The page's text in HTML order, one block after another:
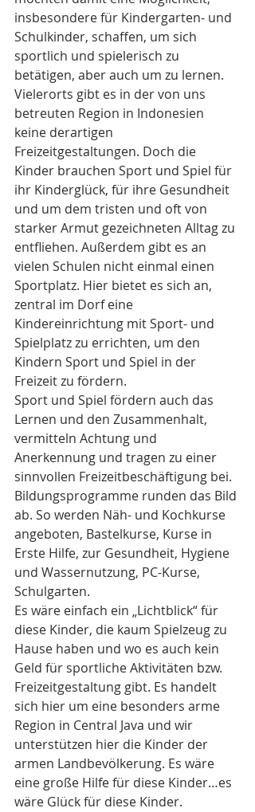
insbesondere für Kindergarten- und
Schulkinder, schaffen, um sich
sportlich und spielerisch zu
betätigen, aber auch um zu lernen.
Vielerorts gibt es in der von uns
betreuten Region in Indonesien
keine derartigen
Freizeitgestaltungen. Doch die
Kinder brauchen Sport und Spiel für
ihr Kinderglück, für ihre Gesundheit
und um dem tristen und oft von
starker Armut gezeichneten Alltag zu
entfliehen. Außerdem gibt es an
vielen Schulen nicht einmal einen
Sportplatz. Hier bietet es sich an,
zentral im Dorf eine
Kindereinrichtung mit Sport- und
Spielplatz zu errichten, um den
Kindern Sport und Spiel in der
Freizeit zu fördern.
Sport und Spiel fördern auch das
Lernen und den Zusammenhalt,
vermitteln Achtung und
Anerkennung und tragen zu einer
sinnvollen Freizeitbeschäftigung bei.
Bildungsprogramme runden das Bild
ab. So werden Näh- und Kochkurse
angeboten, Bastelkurse, Kurse in
Erste Hilfe, zur Gesundheit, Hygiene
und Wassernutzung, PC-Kurse,
Schulgarten.
Es wäre einfach ein „Lichtblick“ für
diese Kinder, die kaum Spielzeug zu
Hause haben und wo es auch kein
Geld für sportliche Aktivitäten bzw.
Freizeitgestaltung gibt. Es handelt
sich hier um eine besonders arme
Region in Central Java und wir
unterstützen hier die Kinder der
armen Landbevölkerung. Es wäre
eine große Hilfe für diese Kinder…es
wäre Glück für diese Kinder.